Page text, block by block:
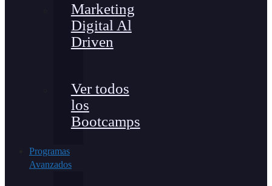
Marketing
Digital Al
Driven
Ver todos
los
Bootcamps
Programas
Avanzados